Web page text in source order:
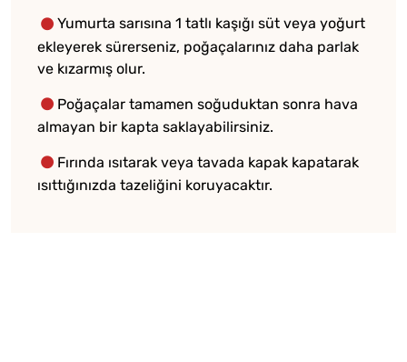
Yumurta sarısına 1 tatlı kaşığı süt veya yoğurt
ekleyerek sürerseniz, poğaçalarınız daha parlak
ve kızarmış olur.
Poğaçalar tamamen soğuduktan sonra hava
almayan bir kapta saklayabilirsiniz.
Fırında ısıtarak veya tavada kapak kapatarak
ısıttığınızda tazeliğini koruyacaktır.